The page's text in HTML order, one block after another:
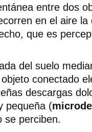
entre dos
en el aire la
que es
del suelo
conectado
descargas
pequeña (
se perciben.